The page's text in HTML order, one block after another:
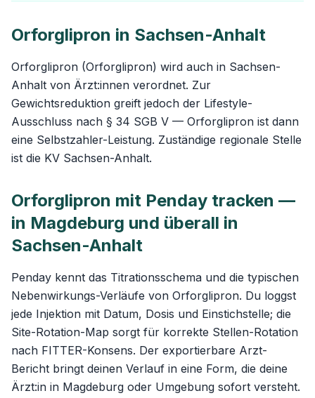
Orforglipron in Sachsen-Anhalt
Orforglipron (Orforglipron) wird auch in Sachsen-
Anhalt von Ärzt:innen verordnet. Zur
Gewichtsreduktion greift jedoch der Lifestyle-
Ausschluss nach § 34 SGB V — Orforglipron ist dann
eine Selbstzahler-Leistung. Zuständige regionale Stelle
ist die KV Sachsen-Anhalt.
Orforglipron mit Penday tracken —
in Magdeburg und überall in
Sachsen-Anhalt
Penday kennt das Titrationsschema und die typischen
Nebenwirkungs-Verläufe von Orforglipron. Du loggst
jede Injektion mit Datum, Dosis und Einstichstelle; die
Site-Rotation-Map sorgt für korrekte Stellen-Rotation
nach FITTER-Konsens. Der exportierbare Arzt-
Bericht bringt deinen Verlauf in eine Form, die deine
Ärzt:in in Magdeburg oder Umgebung sofort versteht.